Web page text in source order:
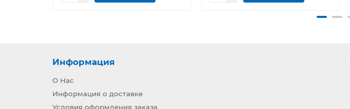
Информация
О Нас
Информация о доставке
Условия оформления заказа